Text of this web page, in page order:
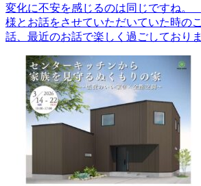
変化に不安を感じるのは同じですね。
様とお話をさせていただいていた時の
話、最近のお話で楽しく過ごしており